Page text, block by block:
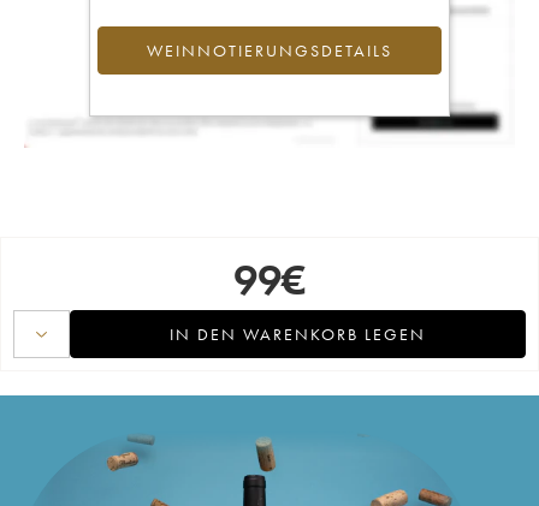
WEINNOTIERUNGSDETAILS
99€
IN DEN WARENKORB LEGEN